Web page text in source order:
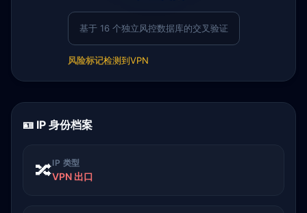
基于 16 个独立风控数据库的交叉验证
风险标记检测到VPN
🪪 IP 身份档案
🔀IP 类型
VPN 出口